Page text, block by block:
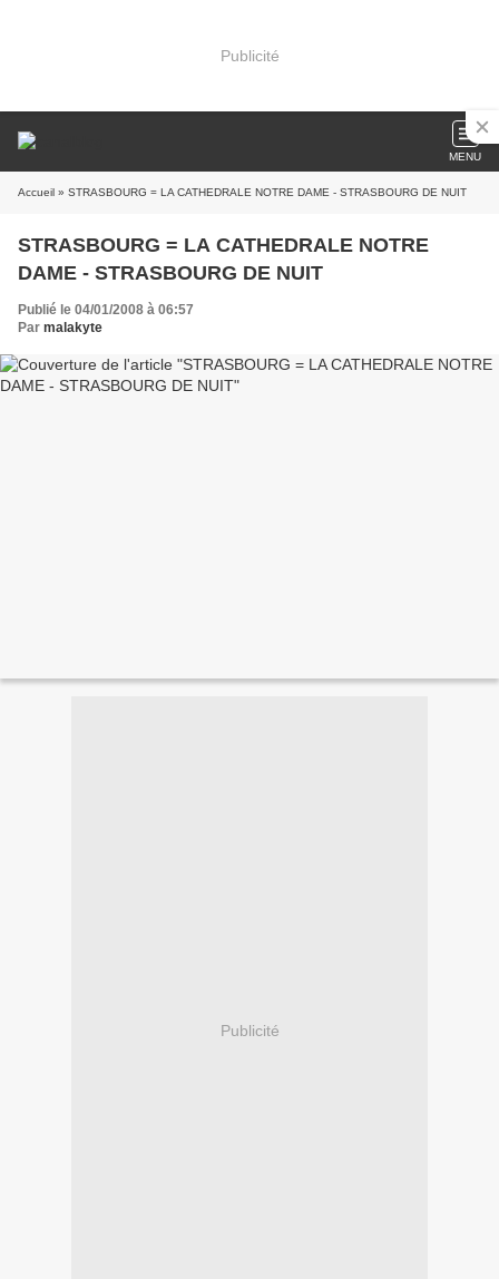
Publicité
MENU
Accueil » STRASBOURG = LA CATHEDRALE NOTRE DAME - STRASBOURG DE NUIT
STRASBOURG = LA CATHEDRALE NOTRE
DAME - STRASBOURG DE NUIT
Publié le 04/01/2008 à 06:57
Par malakyte
Publicité